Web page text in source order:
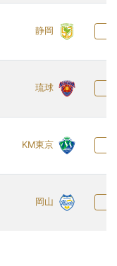
静岡
琉球
KM東京
岡山